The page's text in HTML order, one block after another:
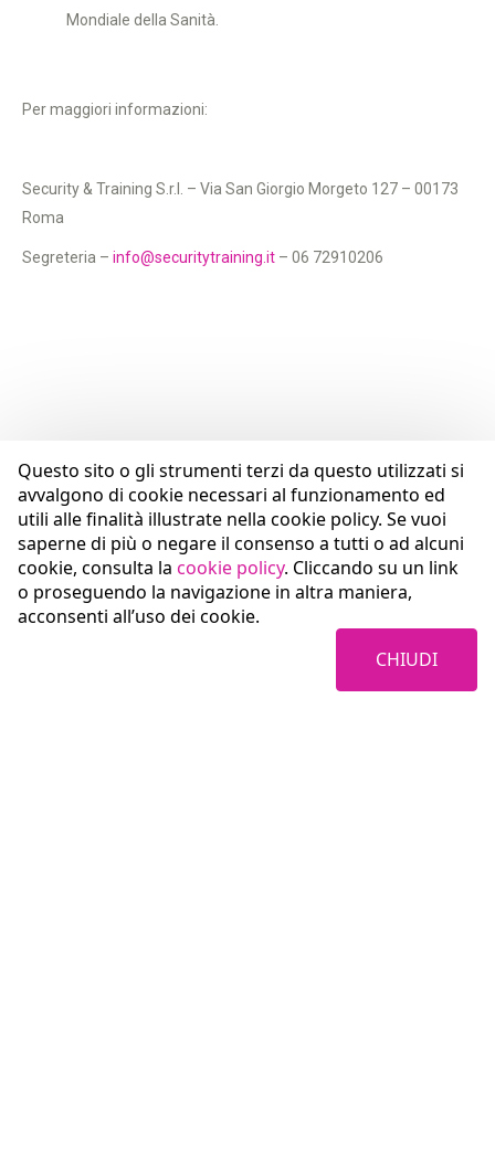
Questo sito o gli strumenti terzi da questo utilizzati si
avvalgono di cookie necessari al funzionamento ed
utili alle finalità illustrate nella cookie policy. Se vuoi
saperne di più o negare il consenso a tutti o ad alcuni
cookie, consulta la cookie policy. Cliccando su un link
o proseguendo la navigazione in altra maniera,
acconsenti all’uso dei cookie.
CHIUDI
Mondiale della Sanità.
Per maggiori informazioni:
Security & Training S.r.l. – Via San Giorgio Morgeto 127 – 00173
Roma
Segreteria – info@securitytraining.it – 06 72910206